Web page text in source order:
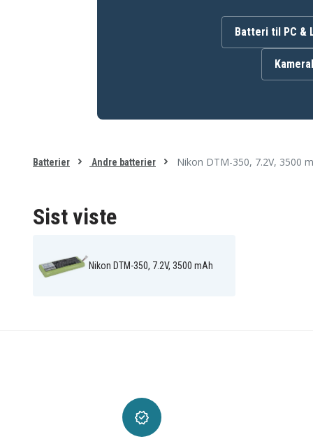
Batteriet er kompatibelt med følgende produkter:
Nikon DTM-352
Nikon DTM-400
Batteri til PC &
Batterier Andre batterier Nikon DTM-350, 7.2V, 3500
Sist viste
Nikon DTM-350, 7.2V, 3500 mAh